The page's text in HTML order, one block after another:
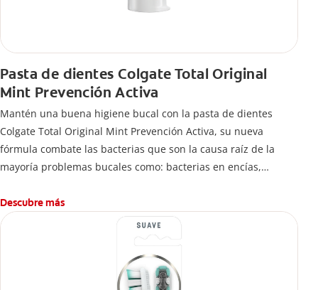
Pasta de dientes Colgate Total Original
Mint Prevención Activa
Mantén una buena higiene bucal con la pasta de dientes
Colgate Total Original Mint Prevención Activa, su nueva
fórmula combate las bacterias que son la causa raíz de la
mayoría problemas bucales como: bacterias en encías,
caries.
Descubre más